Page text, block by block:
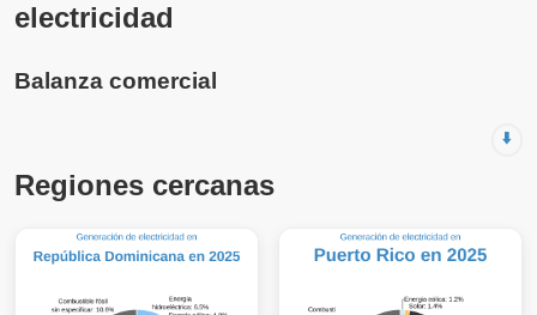
electricidad
Balanza comercial
⬇️
Regiones cercanas